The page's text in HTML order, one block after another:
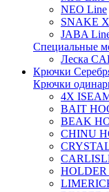
NEO Line
SNAKE
JABA
Специальные
Леска
Крючки
Крючки
4X
BAIT
BEAK
CHINU